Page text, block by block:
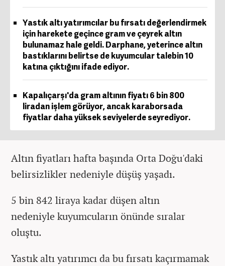
Yastık altı yatırımcılar bu fırsatı değerlendirmek
için harekete geçince gram ve çeyrek altın
bulunamaz hale geldi. Darphane, yeterince altın
bastıklarını belirtse de kuyumcular talebin 10
katına çıktığını ifade ediyor.
Kapalıçarşı'da gram altının fiyatı 6 bin 800
liradan işlem görüyor, ancak karaborsada
fiyatlar daha yüksek seviyelerde seyrediyor.
Altın fiyatları hafta başında Orta Doğu'daki
belirsizlikler nedeniyle düşüş yaşadı.
5 bin 842 liraya kadar düşen altın
nedeniyle kuyumcuların önünde sıralar
oluştu.
Yastık altı yatırımcı da bu fırsatı kaçırmamak